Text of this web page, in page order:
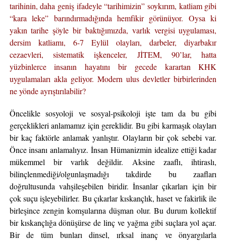
tarihinin, daha geniş ifadeyle “tarihimizin” soykırım, katliam gibi
“kara leke” barındırmadığında hemfikir görünüyor. Oysa ki
yakın tarihe şöyle bir baktığımızda, varlık vergisi uygulaması,
dersim katliamı, 6-7 Eylül olayları, darbeler, diyarbakır
cezaevleri, sistematik işkenceler, JİTEM, 90’lar, hatta
yüzbinlerce insanın hayatını bir gecede karartan KHK
uygulamaları akla geliyor. Modern ulus devletler birbirlerinden
ne yönde ayrıştırılabilir?
Öncelikle sosyoloji ve sosyal-psikoloji işte tam da bu gibi
gerçeklikleri anlamamız için gereklidir. Bu gibi karmaşık olayları
bir kaç faktörle anlamak yanlıştır. Olayların bir çok sebebi var.
Önce insanı anlamalıyız. İnsan Hümanizmin idealize ettiği kadar
mükemmel bir varlık değildir. Aksine zaaflı, ihtiraslı,
bilinçlenmediği/olgunlaşmadığı takdirde bu zaafları
doğrultusunda vahşileşebilen biridir. İnsanlar çıkarları için bir
çok suçu işleyebilirler. Bu çıkarlar kıskançlık, haset ve fakirlik ile
birleşince zengin komşularına düşman olur. Bu durum kollektif
bir kıskançlığa dönüşürse de linç ve yağma gibi suçlara yol açar.
Bir de tüm bunları dinsel, ırksal inanç ve önyargılarla